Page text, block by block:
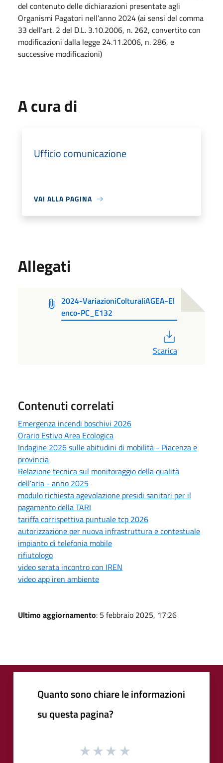
del contenuto delle dichiarazioni presentate agli
Organismi Pagatori nell’anno 2024 (ai sensi del comma
33 dell’art. 2 del D.L. 3.10.2006, n. 262, convertito con
modificazioni dalla legge 24.11.2006, n. 286, e
successive modificazioni)
A cura di
Ufficio comunicazione
VAI ALLA PAGINA
Allegati
2024-VariazioniColturaliAGEA-El
enco-PC_E132
Scarica
Contenuti correlati
Emergenza incendi boschivi 2026
Orario Estivo Area Ecologica
Indagine 2026 sulle abitudini di mobilità - Piacenza e
provincia
Relazione tecnica sul monitoraggio della qualità
dell’aria - anno 2025
modulo richiesta agevolazione presidi sanitari per il
pagamento della TARI
tariffa corrispettiva puntuale tcp 2026
autorizzazione per nuova infrastruttura e contestuale
impianto di telefonia mobile
rifiutologo
video serata incontro con IREN
video app iren ambiente
Ultimo aggiornamento: 5 febbraio 2025, 17:26
Quanto sono chiare le informazioni
su questa pagina?